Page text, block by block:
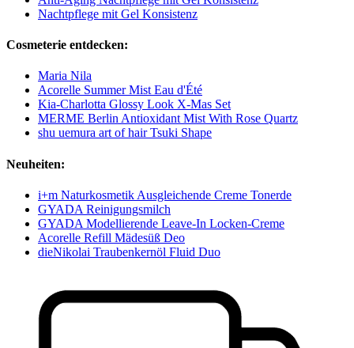
Nachtpflege mit Gel Konsistenz
Cosmeterie entdecken:
Maria Nila
Acorelle Summer Mist Eau d'Été
Kia-Charlotta Glossy Look X-Mas Set
MERME Berlin Antioxidant Mist With Rose Quartz
shu uemura art of hair Tsuki Shape
Neuheiten:
i+m Naturkosmetik Ausgleichende Creme Tonerde
GYADA Reinigungsmilch
GYADA Modellierende Leave-In Locken-Creme
Acorelle Refill Mädesüß Deo
dieNikolai Traubenkernöl Fluid Duo